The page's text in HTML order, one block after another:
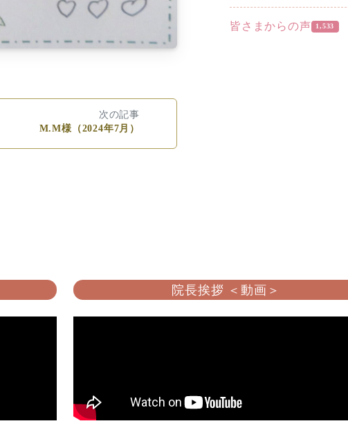
次の記事
M.M様（2024年7月）
皆さまからの声 1,533
院長挨拶 ＜動画＞